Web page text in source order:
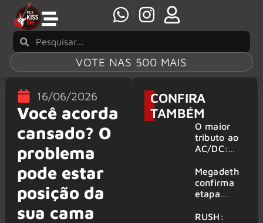
VOTE NAS 500 MAIS
16/06/2026
Você acorda
cansado? O
problema
pode estar
posição da
sua cama
CONFIRA
TAMBÉM
O maior
tributo ao
AC/DC:
traz ao
Brasil um
repertório
atravessa
Megadeth
confirma
etapa
da turnê
RUSH: